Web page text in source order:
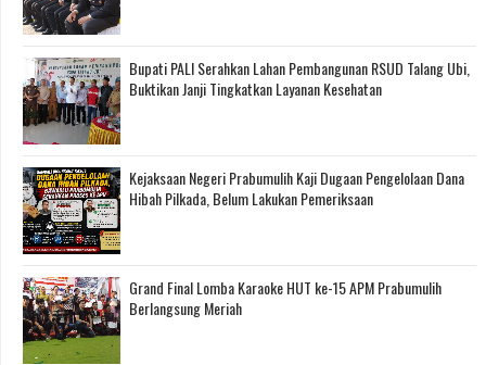
Bupati PALI Serahkan Lahan Pembangunan RSUD Talang Ubi,
Buktikan Janji Tingkatkan Layanan Kesehatan
Kejaksaan Negeri Prabumulih Kaji Dugaan Pengelolaan Dana
Hibah Pilkada, Belum Lakukan Pemeriksaan
Grand Final Lomba Karaoke HUT ke-15 APM Prabumulih
Berlangsung Meriah